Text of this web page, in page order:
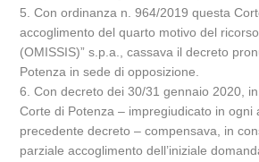
5. Con ordinanza n. 964/2019 questa
accoglimento del quarto motivo del
(OMISSIS)” s.p.a., cassava il decreto
Potenza in sede di opposizione.
6. Con decreto dei 30/31 gennaio 2020,
Corte di Potenza – impregiudicato in ogni
precedente decreto – compensava, in
parziale accoglimento dell’iniziale